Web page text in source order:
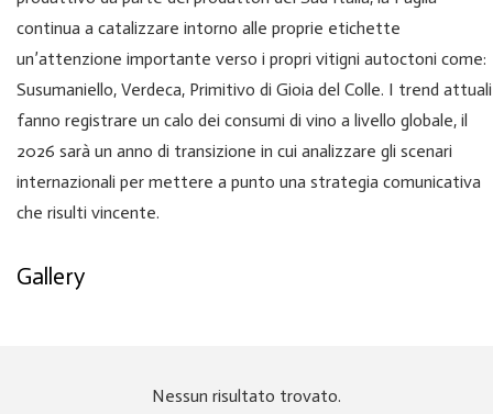
continua a catalizzare intorno alle proprie etichette
un’attenzione importante verso i propri vitigni autoctoni come:
Susumaniello, Verdeca, Primitivo di Gioia del Colle. I trend attuali
fanno registrare un calo dei consumi di vino a livello globale, il
2026 sarà un anno di transizione in cui analizzare gli scenari
internazionali per mettere a punto una strategia comunicativa
che risulti vincente.
Gallery
Nessun risultato trovato.